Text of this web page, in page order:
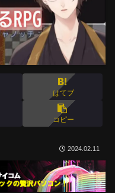
はてブ
コピー
2024.02.11